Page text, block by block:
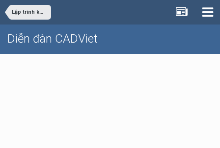
Lập trình khác
Diễn đàn CADViet